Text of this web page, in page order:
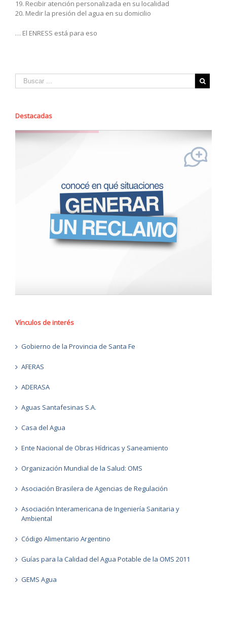
19. Recibir atención personalizada en su localidad
20. Medir la presión del agua en su domicilio
… El ENRESS está para eso
Destacadas
Vínculos de interés
Gobierno de la Provincia de Santa Fe
AFERAS
ADERASA
Aguas Santafesinas S.A.
Casa del Agua
Ente Nacional de Obras Hídricas y Saneamiento
Organización Mundial de la Salud: OMS
Asociación Brasilera de Agencias de Regulación
Asociación Interamericana de Ingeniería Sanitaria y
Ambiental
Código Alimentario Argentino
Guías para la Calidad del Agua Potable de la OMS 2011
GEMS Agua